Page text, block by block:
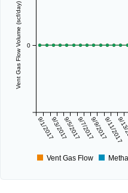
9/1/20179/3/20179/5/20179/7/20179/9/20179/11/2017
9/
Vent Gas Flow Volume (scf/day) 0
Vent Gas Flow